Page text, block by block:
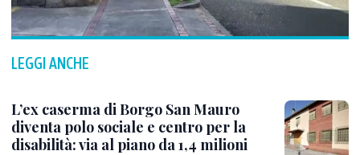
LEGGI ANCHE
L’ex caserma di Borgo San Mauro
diventa polo sociale e centro per la
disabilità: via al piano da 1,4 milioni